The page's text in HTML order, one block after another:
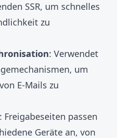
SSR, um schnelles
zu
: Verwendet
um
E-Mails zu
: Freigabeseiten passen
Geräte an, von